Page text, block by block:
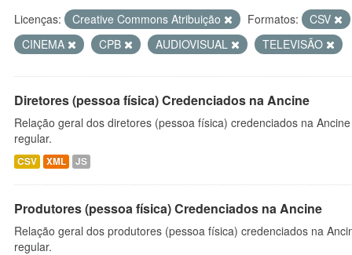
Licenças: Creative Commons Atribuição Formatos:
CSV
CINEMA
CPB AUDIOVISUAL TELEVISÃO
Diretores (pessoa física) Credenciados na Ancine
Relação geral dos diretores (pessoa física) credenciados na
regular.
CSV XML JS
Produtores (pessoa física) Credenciados na Ancine
Relação geral dos produtores (pessoa física) credenciados na
regular.